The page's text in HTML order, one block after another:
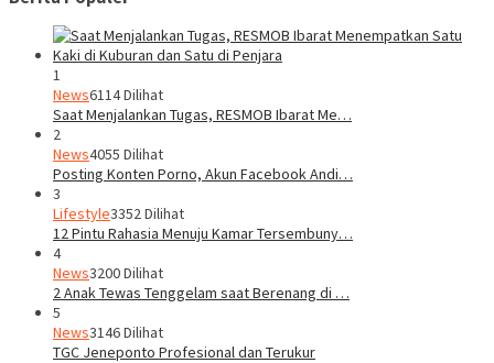
1
News6114 Dilihat
Saat Menjalankan Tugas, RESMOB Ibarat Me…
2
News4055 Dilihat
Posting Konten Porno, Akun Facebook Andi…
3
Lifestyle3352 Dilihat
12 Pintu Rahasia Menuju Kamar Tersembuny…
4
News3200 Dilihat
2 Anak Tewas Tenggelam saat Berenang di …
5
News3146 Dilihat
TGC Jeneponto Profesional dan Terukur